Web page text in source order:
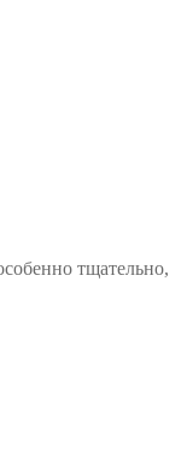
тщательно,